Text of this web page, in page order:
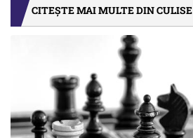
CITEȘTE MAI MULTE DIN CULISE